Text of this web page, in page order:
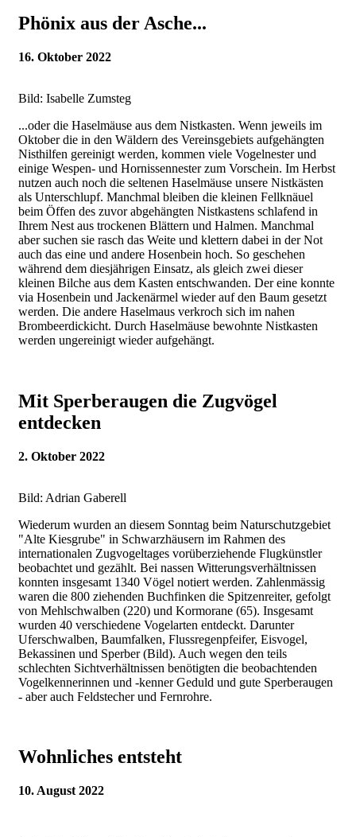
Phönix aus der Asche...
16. Oktober 2022
Bild: Isabelle Zumsteg
...oder die Haselmäuse aus dem Nistkasten. Wenn jeweils im
Oktober die in den Wäldern des Vereinsgebiets aufgehängten
Nisthilfen gereinigt werden, kommen viele Vogelnester und
einige Wespen- und Hornissennester zum Vorschein. Im Herbst
nutzen auch noch die seltenen Haselmäuse unsere Nistkästen
als Unterschlupf. Manchmal bleiben die kleinen Fellknäuel
beim Öffen des zuvor abgehängten Nistkastens schlafend in
Ihrem Nest aus trockenen Blättern und Halmen. Manchmal
aber suchen sie rasch das Weite und klettern dabei in der Not
auch das eine und andere Hosenbein hoch. So geschehen
während dem diesjährigen Einsatz, als gleich zwei dieser
kleinen Bilche aus dem Kasten entschwanden. Der eine konnte
via Hosenbein und Jackenärmel wieder auf den Baum gesetzt
werden. Die andere Haselmaus verkroch sich im nahen
Brombeerdickicht. Durch Haselmäuse bewohnte Nistkasten
werden ungereinigt wieder aufgehängt.
Mit Sperberaugen die Zugvögel
entdecken
2. Oktober 2022
Bild: Adrian Gaberell
Wiederum wurden an diesem Sonntag beim Naturschutzgebiet
"Alte Kiesgrube" in Schwarzhäusern im Rahmen des
internationalen Zugvogeltages vorüberziehende Flugkünstler
beobachtet und gezählt. Bei nassen Witterungsverhältnissen
konnten insgesamt 1340 Vögel notiert werden. Zahlenmässig
waren die 800 ziehenden Buchfinken die Spitzenreiter, gefolgt
von Mehlschwalben (220) und Kormorane (65). Insgesamt
wurden 40 verschiedene Vogelarten entdeckt. Darunter
Uferschwalben, Baumfalken, Flussregenpfeifer, Eisvogel,
Bekassinen und Sperber (Bild). Auch wegen den teils
schlechten Sichtverhältnissen benötigten die beobachtenden
Vogelkennerinnen und -kenner Geduld und gute Sperberaugen
- aber auch Feldstecher und Fernrohre.
Wohnliches entsteht
10. August 2022